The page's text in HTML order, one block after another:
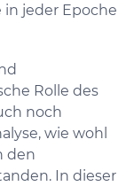
jeder Epoche
Rolle des
noch
wie wohl
den
In dieser